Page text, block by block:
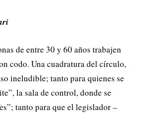
de entre 30 y 60 años trabajen
codo. Una cuadratura del círculo,
ineludible; tanto para quienes se
la sala de control, donde se
tanto para que el legislador –